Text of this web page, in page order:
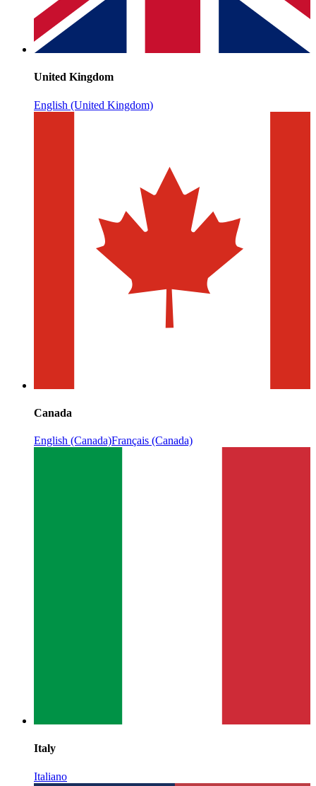
United Kingdom
English (United Kingdom)
Canada
English (Canada)Français (Canada)
Italy
Italiano